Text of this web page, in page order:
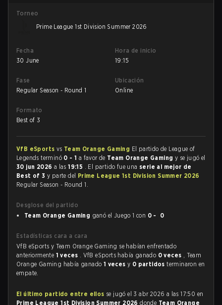
Torneo
Prime League 1st Division Summer 2026
Fecha
30 June
Hora de inicio
19:15
Fase
Regular Season - Round 1
Ubicación
Online
Formato
Best of 3
VfB eSports vs Team Orange Gaming El partido de League of
Legends terminó 0 - 1 a favor de Team Orange Gaming y se jugó el
30 jun 2026 a las19:15 . El partido fue una serie al mejor de
Best of 3y parte del Prime League 1st Division Summer 2026
Regular Season - Round 1.
Desglose del partido
Team Orange Gaming ganó el Juego 1 con 0 - 0
Estadísticas cara a cara
VfB eSports y Team Orange Gaming se habían enfrentado
anteriormente 1 veces . VfB eSports había ganado 0 veces , Team
Orange Gaming había ganado 1 vecesy 0 partidosterminaron en
empate.
El último partido entre ellos se jugó el 3 abr 2026 a las 17:50 en
Prime League 1st Division Summer 2026donde Team Orange